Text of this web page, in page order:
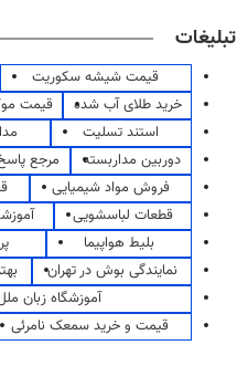
تبلیغات
قیمت شیشه سکوریت
خرید طلای آب شده
قیمت
استند تسلیت
دوربین مداربسته
مرجع
فروش مواد شیمیایی
قطعات لباسشویی
بلیط هواپیما
نمایندگی بوش در تهران
آموزشگاه زبان
قیمت و خرید سمعک نامرئی